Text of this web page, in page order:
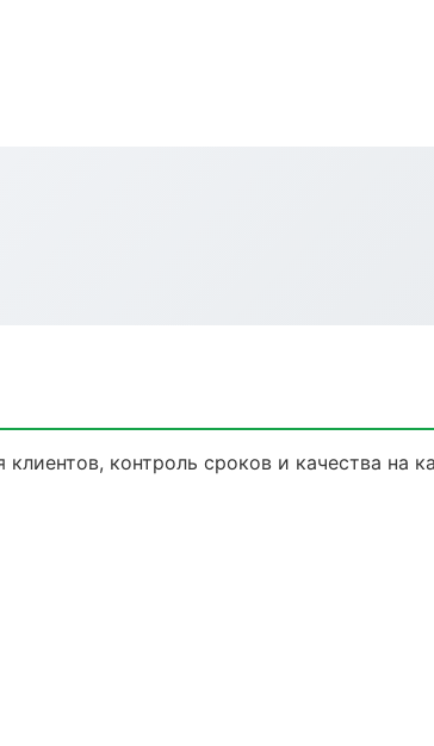
контроль сроков и качества на